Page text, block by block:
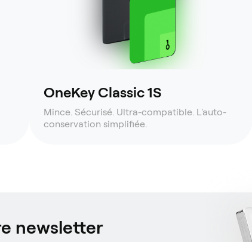
OneKey Classic 1S
Mince. Sécurisé. Ultra-compatible. L'auto-
conservation simplifiée.
newsletter